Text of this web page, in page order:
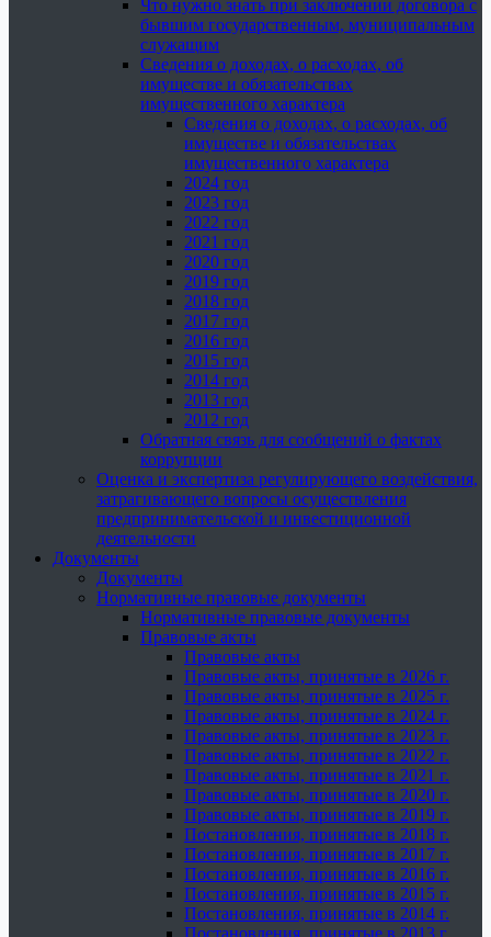
Что нужно знать при заключении договора с
бывшим государственным, муниципальным
служащим
Сведения о доходах, о расходах, об
имуществе и обязательствах
имущественного характера
Сведения о доходах, о расходах, об
имуществе и обязательствах
имущественного характера
2024 год
2023 год
2022 год
2021 год
2020 год
2019 год
2018 год
2017 год
2016 год
2015 год
2014 год
2013 год
2012 год
Обратная связь для сообщений о фактах
коррупции
Оценка и экспертиза регулирующего воздействия,
затрагивающего вопросы осуществления
предпринимательской и инвестиционной
деятельности
Документы
Документы
Нормативные правовые документы
Нормативные правовые документы
Правовые акты
Правовые акты
Правовые акты, принятые в 2026 г.
Правовые акты, принятые в 2025 г.
Правовые акты, принятые в 2024 г.
Правовые акты, принятые в 2023 г.
Правовые акты, принятые в 2022 г.
Правовые акты, принятые в 2021 г.
Правовые акты, принятые в 2020 г.
Правовые акты, принятые в 2019 г.
Постановления, принятые в 2018 г.
Постановления, принятые в 2017 г.
Постановления, принятые в 2016 г.
Постановления, принятые в 2015 г.
Постановления, принятые в 2014 г.
Постановления, принятые в 2013 г.